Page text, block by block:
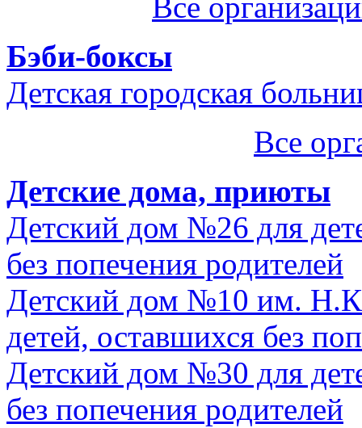
Бэби-боксы
Детская городская
Все
Детские дома, приюты
Детский дом №26 для
без попечения родителей
Детский дом №10 им. Н.К.
детей, оставшихся без
Детский дом №30 для
без попечения родителей